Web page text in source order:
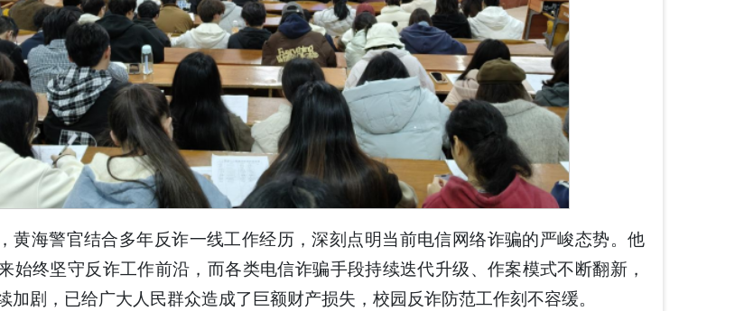
黄海警官结合多年反诈一线工作经历，深刻点明当前电信网络诈骗的严峻态势。他
始终坚守反诈工作前沿，而各类电信诈骗手段持续迭代升级、作案模式不断翻新，
加剧，已给广大人民群众造成了巨额财产损失，校园反诈防范工作刻不容缓。